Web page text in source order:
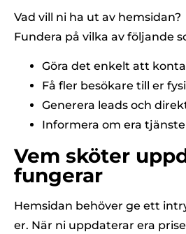
Vad vill ni ha ut av hemsidan?
Fundera på vilka av följande
Göra det enkelt att
Få fler besökare till er
Generera leads och
Informera om era
Vem sköter
fungerar
Hemsidan behöver ge ett
er. När ni uppdaterar era